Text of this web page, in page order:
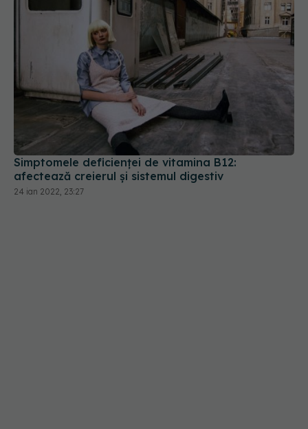
Simptomele deficienței de vitamina B12:
afectează creierul și sistemul digestiv
24 ian 2022, 23:27